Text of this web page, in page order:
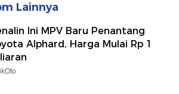
Lainnya
Ini MPV Baru Penantang
Alphard, Harga Mulai Rp 1